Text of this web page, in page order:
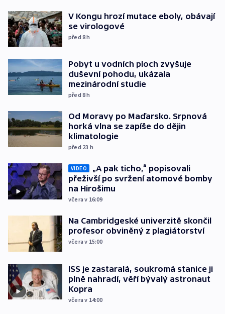
V Kongu hrozí mutace eboly, obávají
se virologové
před 8h
Pobyt u vodních ploch zvyšuje
duševní pohodu, ukázala
mezinárodní studie
před 8h
Od Moravy po Maďarsko. Srpnová
horká vlna se zapíše do dějin
klimatologie
před 23 h
VIDEO
„A pak ticho,“ popisovali
přeživší po svržení atomové bomby
na Hirošimu
včera v 16:09
Na Cambridgeské univerzitě skončil
profesor obviněný z plagiátorství
včera v 15:00
ISS je zastaralá, soukromá stanice ji
plně nahradí, věří bývalý astronaut
Kopra
včera v 14:00